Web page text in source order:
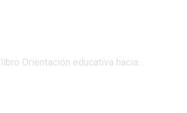
Orientación educativa hacia…